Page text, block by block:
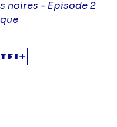
noires - Episode 2